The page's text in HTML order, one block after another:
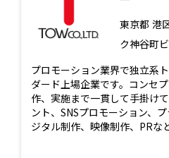
東京都 港
ク神谷町
プロモーション業界で独立系
ダード上場企業です。コンセ
作、実施まで一貫して手掛け
ント、SNSプロモーション、
ジタル制作、映像制作、PRな